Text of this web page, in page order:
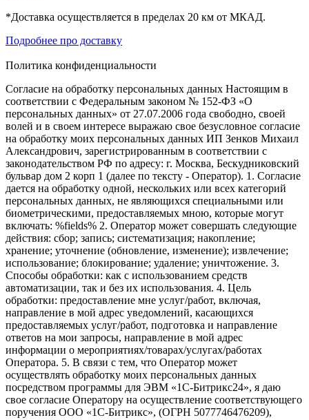
*Доставка осуществляется в пределах 20 км от МКАД.
Подробнее про доставку
Политика конфиденциальности
Согласие на обработку персональных данных Настоящим в
соответствии с Федеральным законом № 152-ФЗ «О
персональных данных» от 27.07.2006 года свободно, своей
волей и в своем интересе выражаю свое безусловное согласие
на обработку моих персональных данных ИП Зенков Михаил
Александрович, зарегистрированным в соответствии с
законодательством РФ по адресу: г. Москва, Бескудниковский
бульвар дом 2 корп 1 (далее по тексту - Оператор). 1. Согласие
дается на обработку одной, нескольких или всех категорий
персональных данных, не являющихся специальными или
биометрическими, предоставляемых мною, которые могут
включать: %fields% 2. Оператор может совершать следующие
действия: сбор; запись; систематизация; накопление;
хранение; уточнение (обновление, изменение); извлечение;
использование; блокирование; удаление; уничтожение. 3.
Способы обработки: как с использованием средств
автоматизации, так и без их использования. 4. Цель
обработки: предоставление мне услуг/работ, включая,
направление в мой адрес уведомлений, касающихся
предоставляемых услуг/работ, подготовка и направление
ответов на мои запросы, направление в мой адрес
информации о мероприятиях/товарах/услугах/работах
Оператора. 5. В связи с тем, что Оператор может
осуществлять обработку моих персональных данных
посредством программы для ЭВМ «1С-Битрикс24», я даю
свое согласие Оператору на осуществление соответствующего
поручения ООО «1С-Битрикс», (ОГРН 5077746476209),